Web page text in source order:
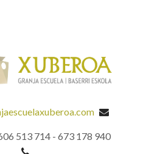
513 714 - 673 178 940